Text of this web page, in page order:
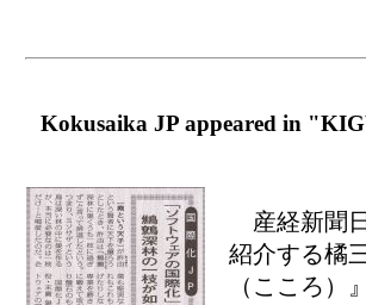
Kokusaika JP appeared in
産経新聞
紹介する橘
（こころ）